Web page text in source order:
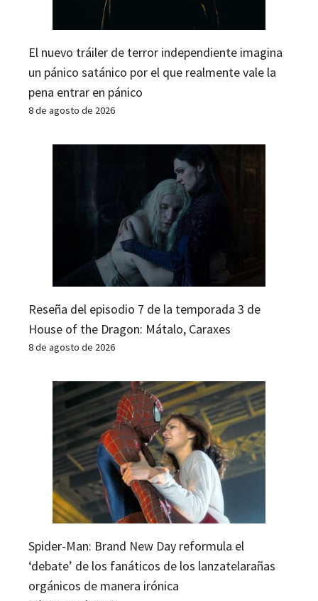
El nuevo tráiler de terror independiente imagina
un pánico satánico por el que realmente vale la
pena entrar en pánico
8 de agosto de 2026
Reseña del episodio 7 de la temporada 3 de
House of the Dragon: Mátalo, Caraxes
8 de agosto de 2026
Spider-Man: Brand New Day reformula el
‘debate’ de los fanáticos de los lanzatelarañas
orgánicos de manera irónica